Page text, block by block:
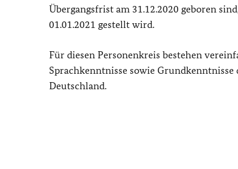
Übergangsfrist am 31.12.2020 geboren
01.01.2021 gestellt wird.
Für diesen Personenkreis bestehen
Sprachkenntnisse sowie
Deutschland.